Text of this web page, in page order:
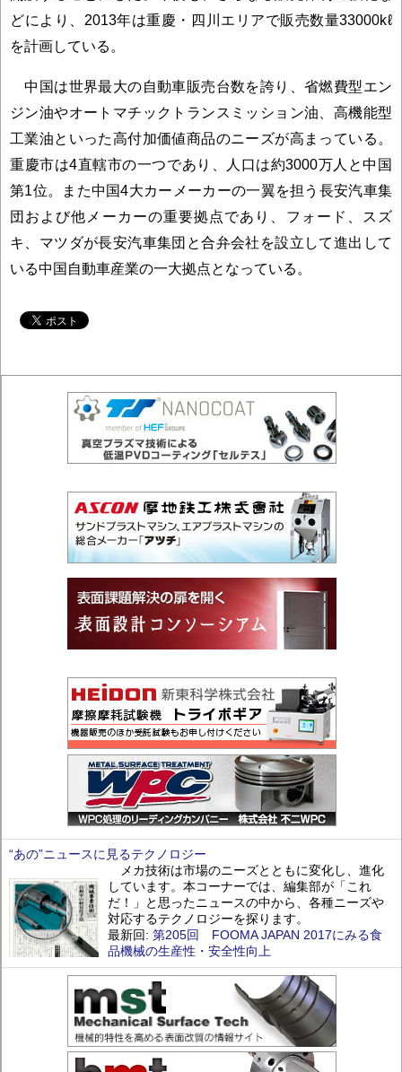
どにより、2013年は重慶・四川エリアで販売数量33000kℓ
を計画している。
中国は世界最大の自動車販売台数を誇り、省燃費型エン
ジン油やオートマチックトランスミッション油、高機能型
工業油といった高付加価値商品のニーズが高まっている。
重慶市は4直轄市の一つであり、人口は約3000万人と中国
第1位。また中国4大カーメーカーの一翼を担う長安汽車集
団および他メーカーの重要拠点であり、フォード、スズ
キ、マツダが長安汽車集団と合弁会社を設立して進出して
いる中国自動車産業の一大拠点となっている。
“あの”ニュースに見るテクノロジー
メカ技術は市場のニーズとともに変化し、進化
しています。本コーナーでは、編集部が「これ
だ！」と思ったニュースの中から、各種ニーズや
対応するテクノロジーを探ります。
最新回: 第205回 FOOMA JAPAN 2017にみる食
品機械の生産性・安全性向上